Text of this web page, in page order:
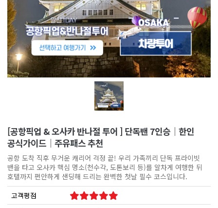
[공항픽업 & 오사카 반나절 투어 ] 단독밴 7인승｜한인
공식가이드｜주유패스 추천
공항 도착 직후 무거운 캐리어 걱정 끝! 우리 가족끼리 단독 프라이빗
밴을 타고 오사카 핵심 명소(천수각, 도톤보리 등)를 알차게 여행한 뒤
호텔까지 편안하게 샌딩해 드리는 완벽한 첫날 필수 코스입니다.
고객평점